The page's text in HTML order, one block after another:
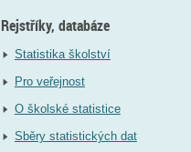
Rejstříky, databáze
Statistika školství
Pro veřejnost
O školské statistice
Sběry statistických dat